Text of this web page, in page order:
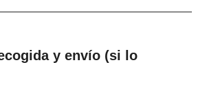
y envío (si lo